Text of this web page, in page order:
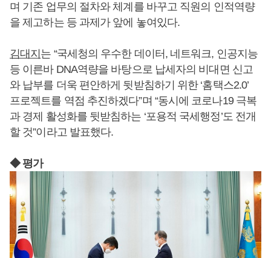
며 기존 업무의 절차와 체계를 바꾸고 직원의 인적역량
을 제고하는 등 과제가 앞에 놓여있다.
김대지 는 “국세청의 우수한 데이터, 네트워크, 인공지능
등 이른바 DNA역량을 바탕으로 납세자의 비대면 신고
와 납부를 더욱 편안하게 뒷받침하기 위한 ‘홈택스2.0’
프로젝트를 역점 추진하겠다”며 “동시에 코로나19 극복
과 경제 활성화를 뒷받침하는 ‘포용적 국세행정’도 전개
할 것”이라고 발표했다.
◆ 평가